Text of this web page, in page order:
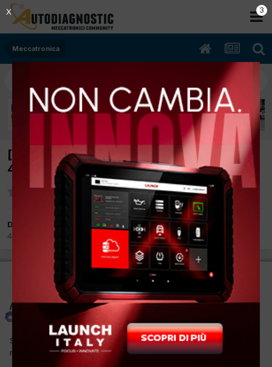
Meccatronica
[SKODA FABIA 6Y 05/2006 1168cc BME
47Kw Benzina] PROCEDURA S/R TESTATA
Da badwork
4 Aprile 2017
badwork
Inviato4 Aprile 2017
Se il cliente non cambia direttamente la vettura, dovrei
revisionare la testa a questa vettura.
2
X